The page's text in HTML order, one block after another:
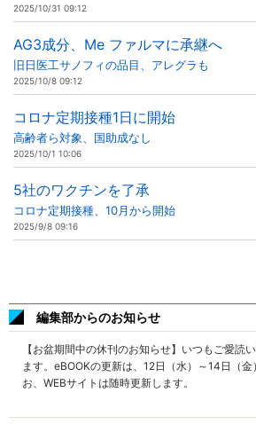
2025/10/31 09:12
AG3成分、Me ファルマに承継へ
旧日医工サノフィの品目、アレグラも
2025/10/8 09:12
コロナ定期接種1日に開始
高齢者ら対象、国助成なし
2025/10/1 10:06
5社のワクチンを了承
コロナ定期接種、10月から開始
2025/9/8 09:16
編集部からのお知らせ
【お盆期間中の休刊のお知らせ】いつもご愛読
ます。eBOOKの更新は、12日（水）～14日（
お、WEBサイトは随時更新します。